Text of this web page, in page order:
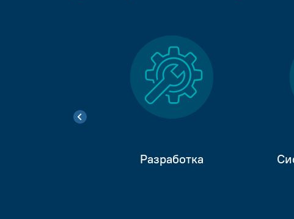
Разработка